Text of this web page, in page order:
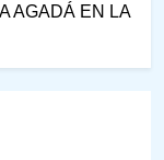
AGADÁ EN LA